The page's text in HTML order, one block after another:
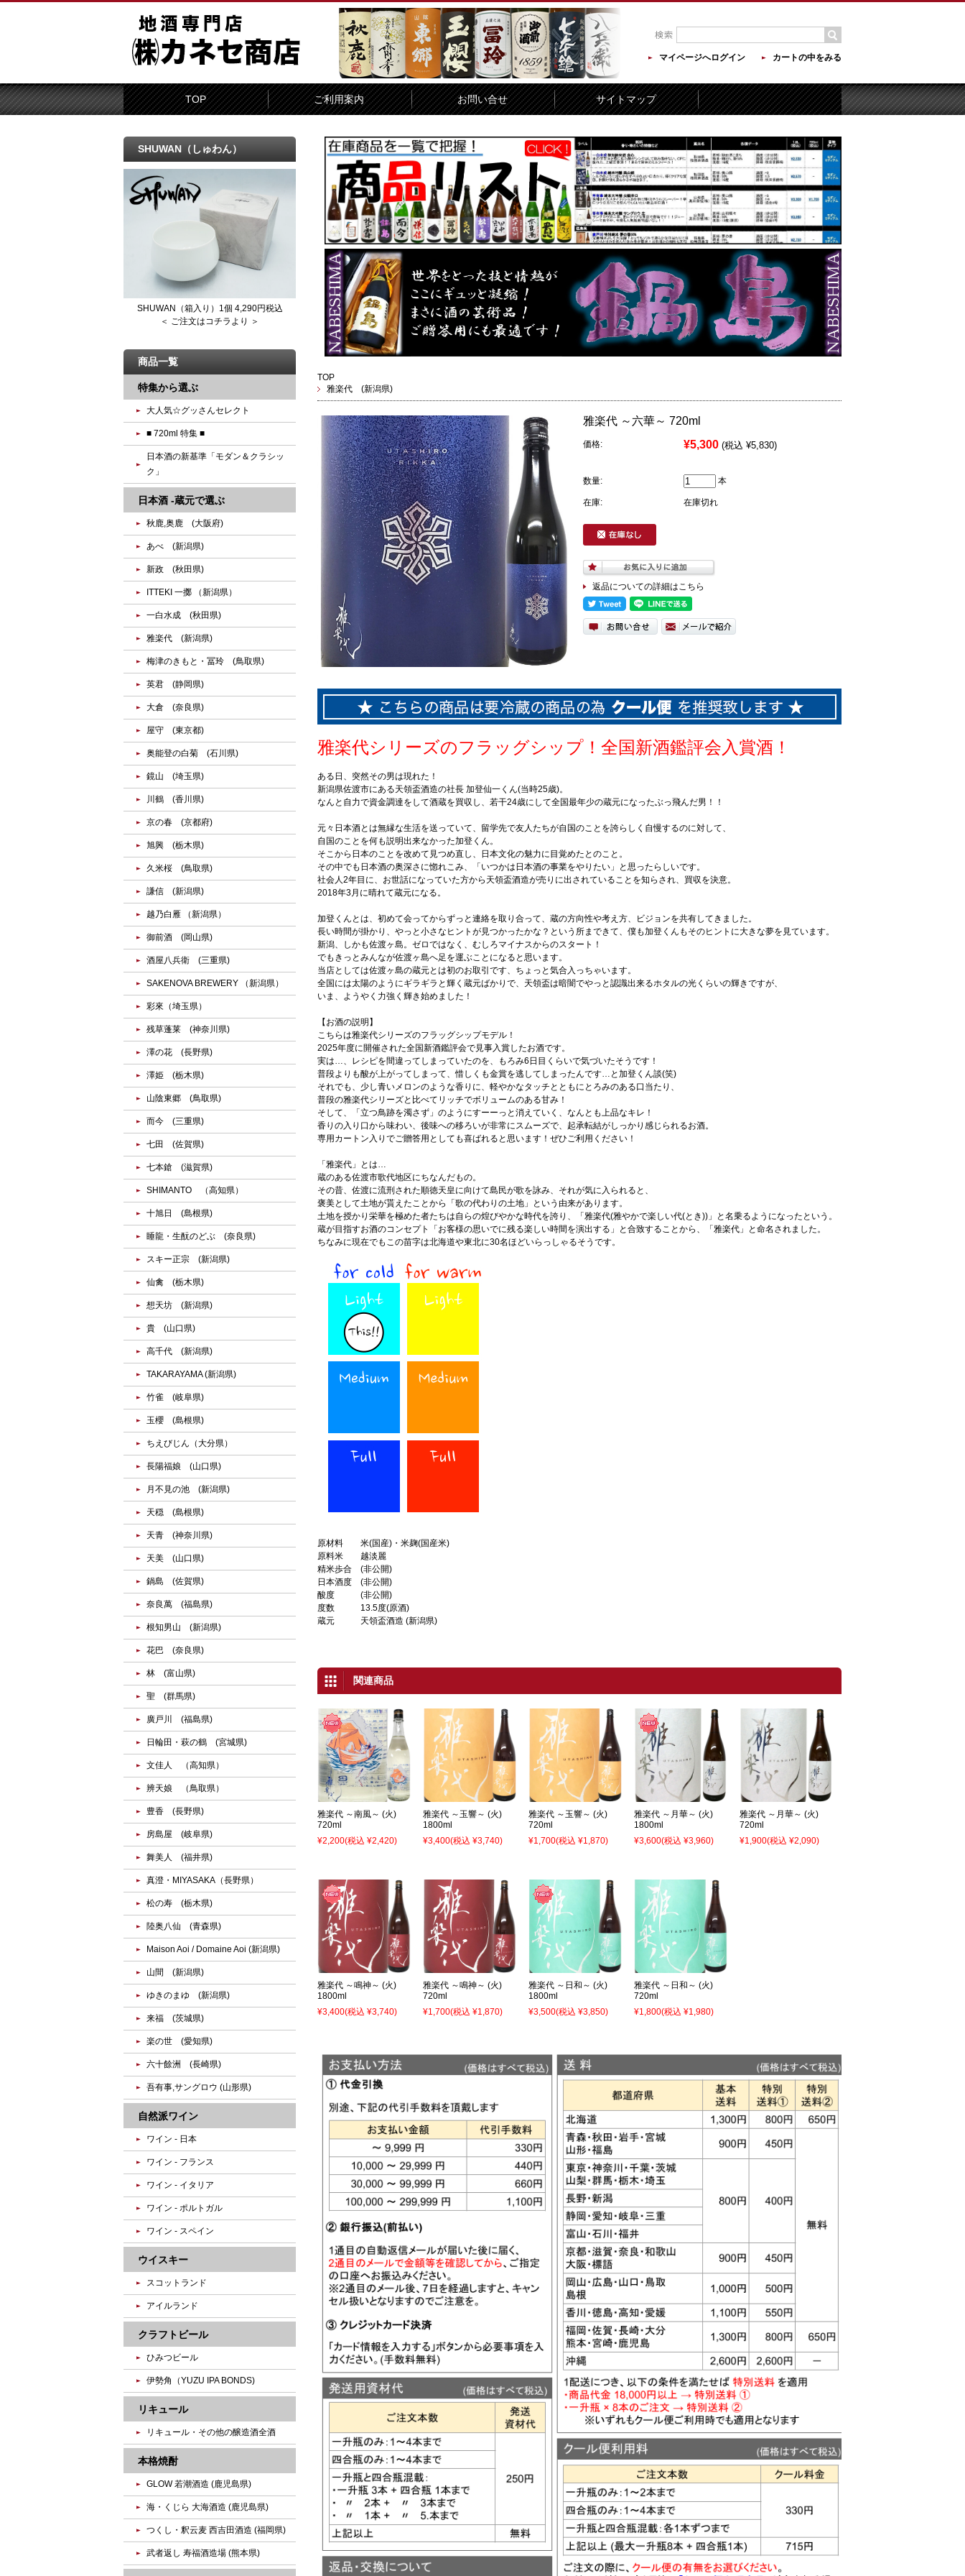
マイページへログイン カートの中をみる
TOP ご利用案内 お問い合せ サイトマップ
TOP
雅楽代 (新潟県)
雅楽代 ～六華～ 720ml
価格: ¥5,300 (税込 ¥5,830)
数量: 本
在庫: 在庫切れ
返品についての詳細はこちら
雅楽代シリーズのフラッグシップ！全国新酒鑑評会入賞酒！
ある日、突然その男は現れた！
新潟県佐渡市にある天領盃酒造の社長 加登仙一くん(当時25歳)。
なんと自力で資金調達をして酒蔵を買収し、若干24歳にして全国最年少の蔵元になったぶっ飛んだ男！！
元々日本酒とは無縁な生活を送っていて、留学先で友人たちが自国のことを誇らしく自慢するのに対して、
自国のことを何も説明出来なかった加登くん。
そこから日本のことを改めて見つめ直し、日本文化の魅力に目覚めたとのこと。
その中でも日本酒の奥深さに惚れこみ、「いつかは日本酒の事業をやりたい」と思ったらしいです。
社会人2年目に、お世話になっていた方から天領盃酒造が売りに出されていることを知らされ、買収を決意。
2018年3月に晴れて蔵元になる。
加登くんとは、初めて会ってからずっと連絡を取り合って、蔵の方向性や考え方、ビジョンを共有してきました。
長い時間が掛かり、やっと小さなヒントが見つかったかな？という所まできて、僕も加登くんもそのヒントに大きな夢を見ています。
新潟、しかも佐渡ヶ島。ゼロではなく、むしろマイナスからのスタート！
でもきっとみんなが佐渡ヶ島へ足を運ぶことになると思います。
当店としては佐渡ヶ島の蔵元とは初のお取引です、ちょっと気合入っちゃいます。
全国には太陽のようにギラギラと輝く蔵元ばかりで、天領盃は暗闇でやっと認識出来るホタルの光くらいの輝きですが、
いま、ようやく力強く輝き始めました！
【お酒の説明】
こちらは雅楽代シリーズのフラッグシップモデル！
2025年度に開催された全国新酒鑑評会で見事入賞したお酒です。
実は…、レシピを間違ってしまっていたのを、もろみ6日目くらいで気づいたそうです！
普段よりも酸が上がってしまって、惜しくも金賞を逃してしまったんです…と加登くん談(笑)
それでも、少し青いメロンのような香りに、軽やかなタッチとともにとろみのある口当たり、
普段の雅楽代シリーズと比べてリッチでボリュームのある甘み！
そして、「立つ鳥跡を濁さず」のようにすーーっと消えていく、なんとも上品なキレ！
香りの入り口から味わい、後味への移ろいが非常にスムーズで、起承転結がしっかり感じられるお酒。
専用カートン入りでご贈答用としても喜ばれると思います！ぜひご利用ください！
「雅楽代」とは…
蔵のある佐渡市歌代地区にちなんだもの。
その昔、佐渡に流刑された順徳天皇に向けて島民が歌を詠み、それが気に入られると、
褒美として土地が貰えたことから「歌の代わりの土地」という由来があります。
土地を授かり栄華を極めた者たちは自らの煌びやかな時代を誇り、「雅楽代(雅やかで楽しい代(とき))」と名乗るようになったという。
蔵が目指すお酒のコンセプト「お客様の思いでに残る楽しい時間を演出する」と合致することから、「雅楽代」と命名されました。
ちなみに現在でもこの苗字は北海道や東北に30名ほどいらっしゃるそうです。
原材料
米(国産)・米麹(国産米)
原料米
越淡麗
精米歩合
(非公開)
日本酒度
(非公開)
酸度
(非公開)
度数
13.5度(原酒)
蔵元
天領盃酒造 (新潟県)
関連商品
雅楽代 ～南風～ (火)
720ml
¥2,200(税込 ¥2,420)
雅楽代 ～玉響～ (火)
1800ml
¥3,400(税込 ¥3,740)
雅楽代 ～玉響～ (火)
720ml
¥1,700(税込 ¥1,870)
雅楽代 ～月華～ (火)
1800ml
¥3,600(税込 ¥3,960)
雅楽代 ～月華～ (火)
720ml
¥1,900(税込 ¥2,090)
雅楽代 ～鳴神～ (火)
1800ml
¥3,400(税込 ¥3,740)
雅楽代 ～鳴神～ (火)
720ml
¥1,700(税込 ¥1,870)
雅楽代 ～日和～ (火)
1800ml
¥3,500(税込 ¥3,850)
雅楽代 ～日和～ (火)
720ml
¥1,800(税込 ¥1,980)
SHUWAN（しゅわん）
SHUWAN（箱入り）1個 4,290円税込
＜ ご注文はコチラより ＞
商品一覧
特集から選ぶ
大人気☆グッさんセレクト
■ 720ml 特集 ■
日本酒の新基準「モダン＆クラシッ
ク」
日本酒 -蔵元で選ぶ
秋鹿,奥鹿 (大阪府)
あべ (新潟県)
新政 (秋田県)
ITTEKI 一擲 （新潟県）
一白水成 (秋田県)
雅楽代 (新潟県)
梅津のきもと・冨玲 (鳥取県)
英君 (静岡県)
大倉 (奈良県)
屋守 (東京都)
奥能登の白菊 (石川県)
鏡山 (埼玉県)
川鶴 (香川県)
京の春 (京都府)
旭興 (栃木県)
久米桜 (鳥取県)
謙信 (新潟県)
越乃白雁 （新潟県）
御前酒 (岡山県)
酒屋八兵衛 (三重県)
SAKENOVA BREWERY （新潟県）
彩來（埼玉県）
残草蓬莱 (神奈川県)
澤の花 (長野県)
澤姫 (栃木県)
山陰東郷 (鳥取県)
而今 (三重県)
七田 (佐賀県)
七本鎗 (滋賀県)
SHIMANTO （高知県）
十旭日 (島根県)
睡龍・生酛のどぶ (奈良県)
スキー正宗 (新潟県)
仙禽 (栃木県)
想天坊 (新潟県)
貴 (山口県)
高千代 (新潟県)
TAKARAYAMA (新潟県)
竹雀 (岐阜県)
玉櫻 (島根県)
ちえびじん（大分県）
長陽福娘 (山口県)
月不見の池 (新潟県)
天穏 (島根県)
天青 (神奈川県)
天美 (山口県)
鍋島 (佐賀県)
奈良萬 (福島県)
根知男山 (新潟県)
花巴 (奈良県)
林 (富山県)
聖 (群馬県)
廣戸川 (福島県)
日輪田・萩の鶴 (宮城県)
文佳人 （高知県）
辨天娘 （鳥取県）
豊香 (長野県)
房島屋 (岐阜県)
舞美人 (福井県)
真澄・MIYASAKA（長野県）
松の寿 (栃木県)
陸奥八仙 (青森県)
Maison Aoi / Domaine Aoi (新潟県)
山間 (新潟県)
ゆきのまゆ (新潟県)
来福 (茨城県)
楽の世 (愛知県)
六十餘洲 (長崎県)
吾有事,サングロウ (山形県)
自然派ワイン
ワイン - 日本
ワイン - フランス
ワイン - イタリア
ワイン - ポルトガル
ワイン - スペイン
ウイスキー
スコットランド
アイルランド
クラフトビール
ひみつビール
伊勢角（YUZU IPA BONDS)
リキュール
リキュール・その他の醸造酒全酒
本格焼酎
GLOW 若潮酒造 (鹿児島県)
海・くじら 大海酒造 (鹿児島県)
つくし・釈云麦 西吉田酒造 (福岡県)
武者返し 寿福酒造場 (熊本県)